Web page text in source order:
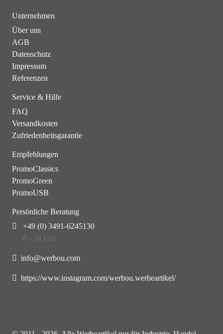
Unternehmen
Über uns
AGB
Datenschutz
Impressum
Referenzen
Service & Hilfe
FAQ
Versandkosten
Zufriedenheitsgarantie
Empfehlungen
PromoClassics
PromoGreen
PromoUSB
Persönliche Beratung
+49 (0) 3491-6245130
8 - 16 Uhr
info@werbou.com
https://www.instagram.com/werbou.werbeartikel/